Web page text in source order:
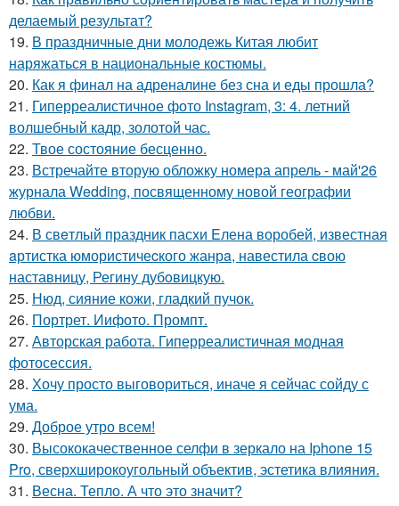
делаемый результат?
19. В праздничные дни молодежь Китая любит
наряжаться в национальные костюмы.
20. Как я финал на адреналине без сна и еды прошла?
21. Гиперреалистичное фото Instagram, 3: 4. летний
волшебный кадр, золотой час.
22. Твое состояние бесценно.
23. Встречайте вторую обложку номера апрель - май'26
журнала Wedding, посвященному новой географии
любви.
24. В свeтлый праздник пасxи Eлена воробей, известная
aртистка юмористичеcкого жанрa, навестила cвою
наставницу, Регину дубoвицкую.
25. Нюд, сияние кожи, гладкий пучок.
26. Портрет. Иифото. Промпт.
27. Авторская работа. Гиперреалистичная модная
фотосессия.
28. Хочу просто выговориться, иначе я сейчас сойду с
ума.
29. Доброе утро всем!
30. Высококачественное селфи в зеркало на Iphone 15
Pro, сверхширокоугольный объектив, эстетика влияния.
31. Весна. Тепло. А что это значит?